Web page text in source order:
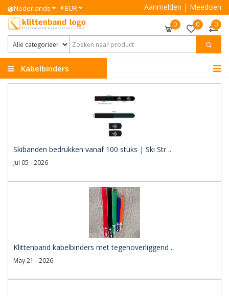
Nederlands €EUR Aanmelden | Meedoen
0 0 0
Kabelbinders
Skibanden bedrukken vanaf 100 stuks | Ski Str ..
Jul 05 - 2026
Klittenband kabelbinders met tegenoverliggend ..
May 21 - 2026